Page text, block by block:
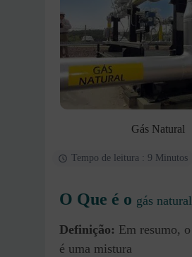
Gás Natural
Tempo de leitura : 9 Minutos
O Que é o gás natural
Definição: Em resumo, o
é uma mistura